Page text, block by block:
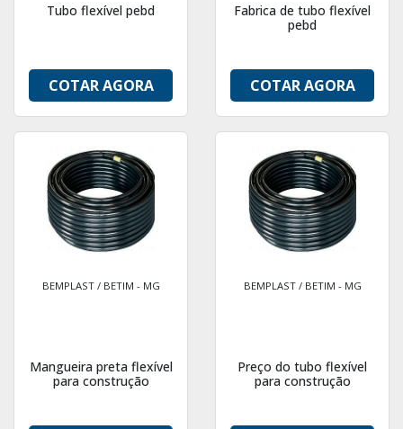
Tubo flexível pebd
COTAR AGORA
Fabrica de tubo flexível
pebd
COTAR AGORA
BEMPLAST / BETIM - MG
Mangueira preta flexível
para construção
BEMPLAST / BETIM - MG
Preço do tubo flexível
para construção